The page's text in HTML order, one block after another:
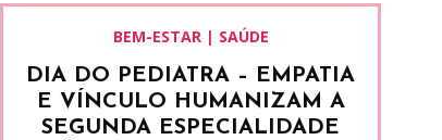
BEM-ESTAR | SAÚDE
DIA DO PEDIATRA – EMPATIA
E VÍNCULO HUMANIZAM A
SEGUNDA ESPECIALIDADE